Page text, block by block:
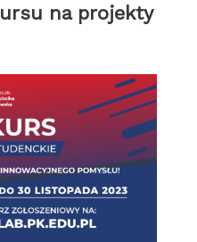
na projekty